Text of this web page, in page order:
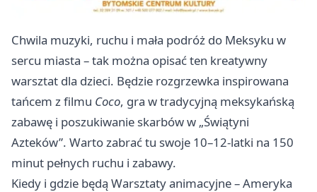
Chwila muzyki, ruchu i mała podróż do Meksyku w
sercu miasta – tak można opisać ten kreatywny
warsztat dla dzieci. Będzie rozgrzewka inspirowana
tańcem z filmu Coco, gra w tradycyjną meksykańską
zabawę i poszukiwanie skarbów w „Świątyni
Azteków”. Warto zabrać tu swoje 10–12‑latki na 150
minut pełnych ruchu i zabawy.
Kiedy i gdzie będą Warsztaty animacyjne – Ameryka